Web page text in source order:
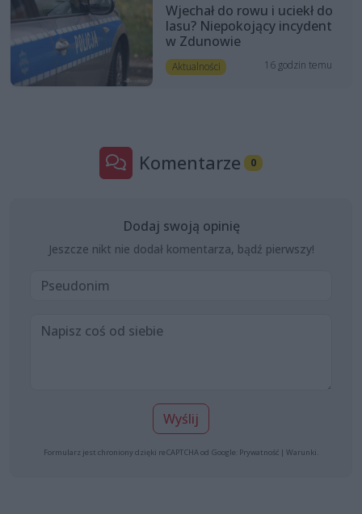
Wjechał do rowu i uciekł do
lasu? Niepokojący incydent
w Zdunowie
Aktualności 16 godzin temu
Komentarze 0
Dodaj swoją opinię
Jeszcze nikt nie dodał komentarza, bądź pierwszy!
Wyślij
Formularz jest chroniony dzięki reCAPTCHA od Google: Prywatność | Warunki